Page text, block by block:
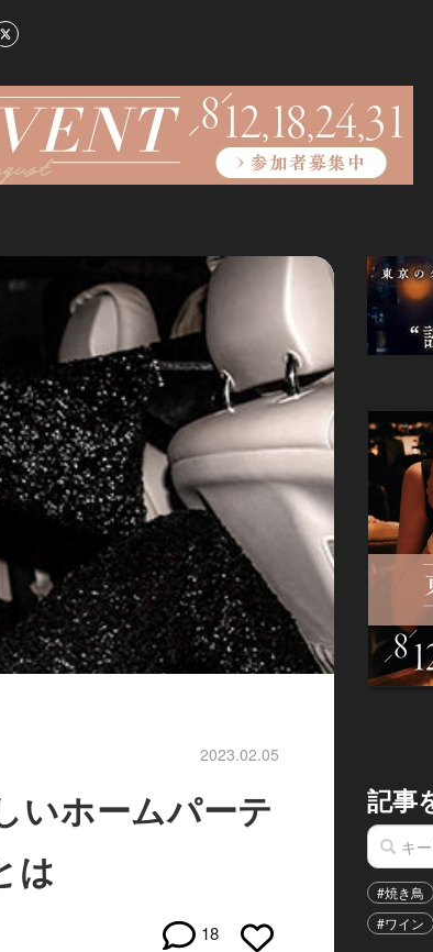
ル情報
2023.02.05
いホームパーテ
は
18
記事
#焼き鳥
#ワイン